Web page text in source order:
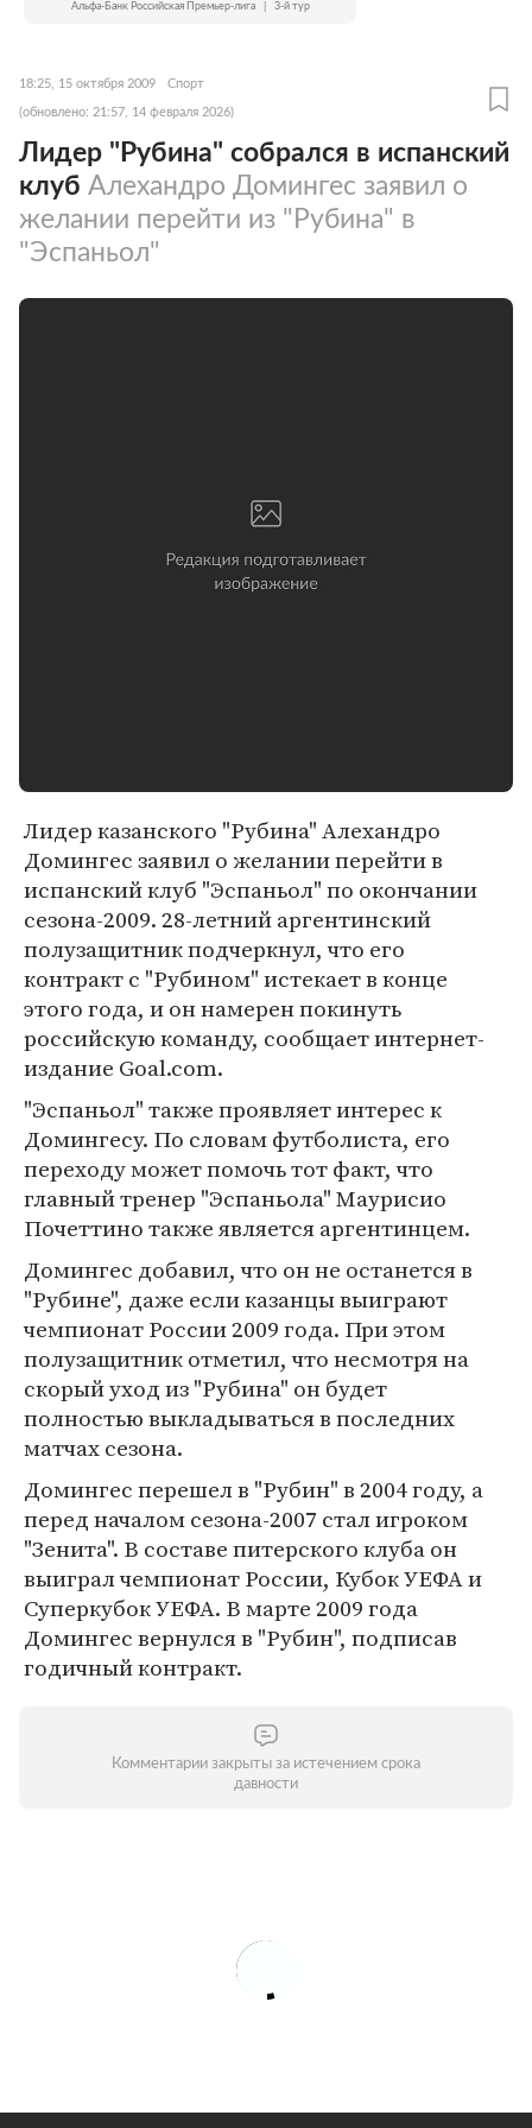
Альфа-Банк Российская Премьер-лига 3-й тур
18:25, 15 октября 2009 Спорт
(обновлено: 21:57, 14 февраля 2026)
Лидер "Рубина" собрался в испанский
клуб Алехандро Домингес заявил о
желании перейти из "Рубина" в
"Эспаньол"
Лидер казанского "Рубина" Алехандро
Домингес заявил о желании перейти в
испанский клуб "Эспаньол" по окончании
сезона-2009. 28-летний аргентинский
полузащитник подчеркнул, что его
контракт с "Рубином" истекает в конце
этого года, и он намерен покинуть
российскую команду, сообщает интернет-
издание Goal.com.
"Эспаньол" также проявляет интерес к
Домингесу. По словам футболиста, его
переходу может помочь тот факт, что
главный тренер "Эспаньола" Маурисио
Почеттино также является аргентинцем.
Домингес добавил, что он не останется в
"Рубине", даже если казанцы выиграют
чемпионат России 2009 года. При этом
полузащитник отметил, что несмотря на
скорый уход из "Рубина" он будет
полностью выкладываться в последних
матчах сезона.
Домингес перешел в "Рубин" в 2004 году, а
перед началом сезона-2007 стал игроком
"Зенита". В составе питерского клуба он
выиграл чемпионат России, Кубок УЕФА и
Суперкубок УЕФА. В марте 2009 года
Домингес вернулся в "Рубин", подписав
годичный контракт.
Комментарии закрыты за истечением срока
давности